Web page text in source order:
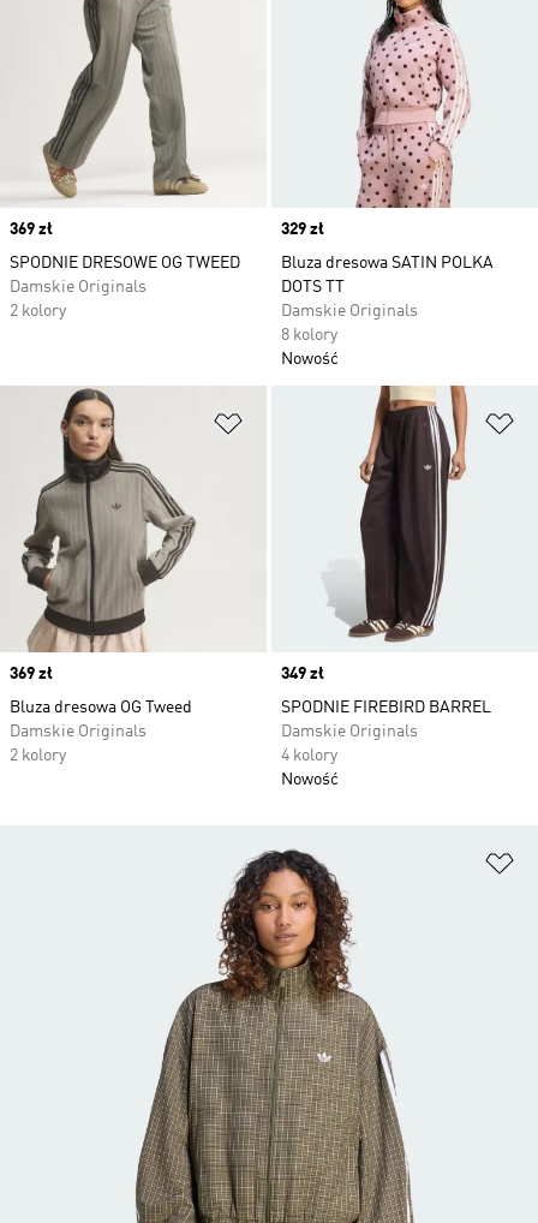
Price
369 zł
SPODNIE DRESOWE OG TWEED
Damskie Originals
2 kolory
Price
329 zł
Bluza dresowa SATIN POLKA
DOTS TT
Damskie Originals
8 kolory
Nowość
Dodaj do listy życzeń
Price
369 zł
Bluza dresowa OG Tweed
Damskie Originals
2 kolory
Price
349 zł
SPODNIE FIREBIRD BARREL
Damskie Originals
4 kolory
Nowość